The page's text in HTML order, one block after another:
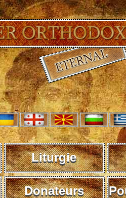
Liturgie
Donateurs